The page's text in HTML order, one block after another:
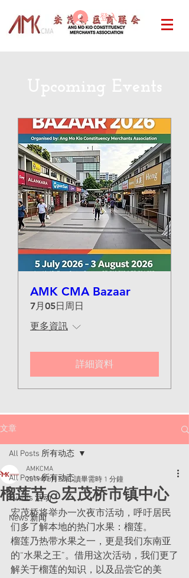
登入
AMK CMA Bazaar
7月05日周日
更多資訊
詳細資料
文章
All Posts 所有动态
Events 活动
News 新闻
All Posts 所有动态
榴莲节@宏茂桥市镇中心
AMKCMA
2019年6月22日 讀畢需時 1 分鐘
宏茂桥将举办一次夜市活动，呼吁居民
们多了解本地的热门水果：榴莲。
榴莲乃热带水果之一，更是我们东南亚
的“水果之王”。借用这次活动，我们更了
解关于榴莲的知识，以及品尝它的美